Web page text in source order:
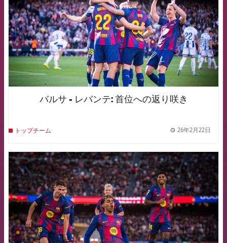
バルサ - レバンテ: 首位への返り咲き
トップチーム 26年2月22日
FCB Barcelona badge